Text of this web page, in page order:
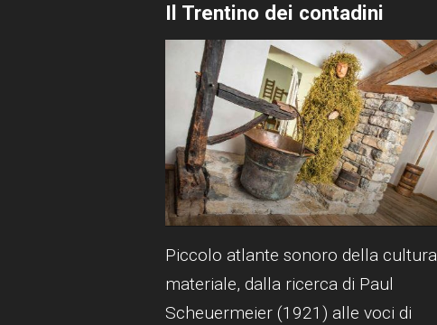
Il Trentino dei contadini
Piccolo atlante sonoro della cultura
materiale, dalla ricerca di Paul
Scheuermeier (1921) alle voci di